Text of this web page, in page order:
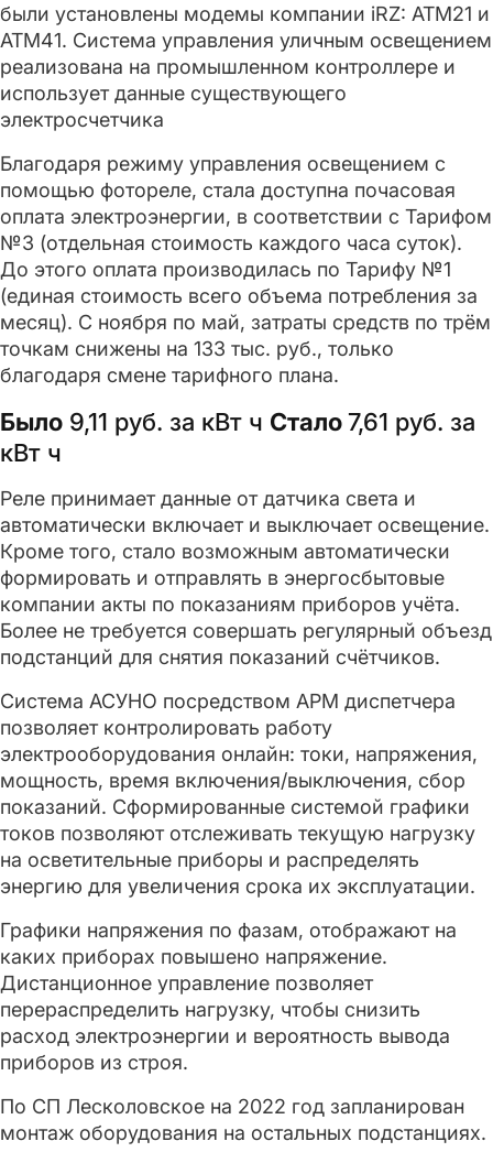
были установлены модемы компании iRZ: ATM21 и
ATM41. Система управления уличным освещением
реализована на промышленном контроллере и
использует данные существующего
электросчетчика
Благодаря режиму управления освещением с
помощью фотореле, стала доступна почасовая
оплата электроэнергии, в соответствии с Тарифом
№3 (отдельная стоимость каждого часа суток).
До этого оплата производилась по Тарифу №1
(единая стоимость всего объема потребления за
месяц). С ноября по май, затраты средств по трём
точкам снижены на 133 тыс. руб., только
благодаря смене тарифного плана.
Было 9,11 руб. за кВт ч Стало7,61 руб. за
кВт ч
Реле принимает данные от датчика света и
автоматически включает и выключает освещение.
Кроме того, стало возможным автоматически
формировать и отправлять в энергосбытовые
компании акты по показаниям приборов учёта.
Более не требуется совершать регулярный объезд
подстанций для снятия показаний счётчиков.
Система АСУНО посредством АРМ диспетчера
позволяет контролировать работу
электрооборудования онлайн: токи, напряжения,
мощность, время включения/выключения, сбор
показаний. Сформированные системой графики
токов позволяют отслеживать текущую нагрузку
на осветительные приборы и распределять
энергию для увеличения срока их эксплуатации.
Графики напряжения по фазам, отображают на
каких приборах повышено напряжение.
Дистанционное управление позволяет
перераспределить нагрузку, чтобы снизить
расход электроэнергии и вероятность вывода
приборов из строя.
По СП Лесколовское на 2022 год запланирован
монтаж оборудования на остальных подстанциях.